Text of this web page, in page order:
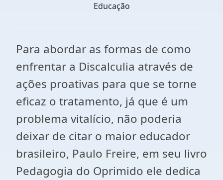
Educação
Para abordar as formas de como
enfrentar a Discalculia através de
ações proativas para que se torne
eficaz o tratamento, já que é um
problema vitalício, não poderia
deixar de citar o maior educador
brasileiro, Paulo Freire, em seu livro
Pedagogia do Oprimido ele dedica